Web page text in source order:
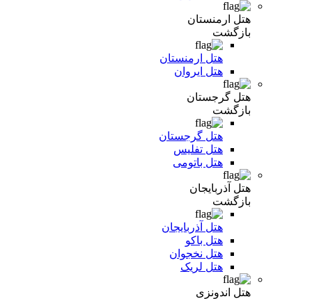
هتل ارمنستان
بازگشت
هتل ارمنستان
هتل ایروان
هتل گرجستان
بازگشت
هتل گرجستان
هتل تفلیس
هتل باتومی
هتل آذربایجان
بازگشت
هتل آذربایجان
هتل باکو
هتل نخجوان
هتل لریک
هتل اندونزی